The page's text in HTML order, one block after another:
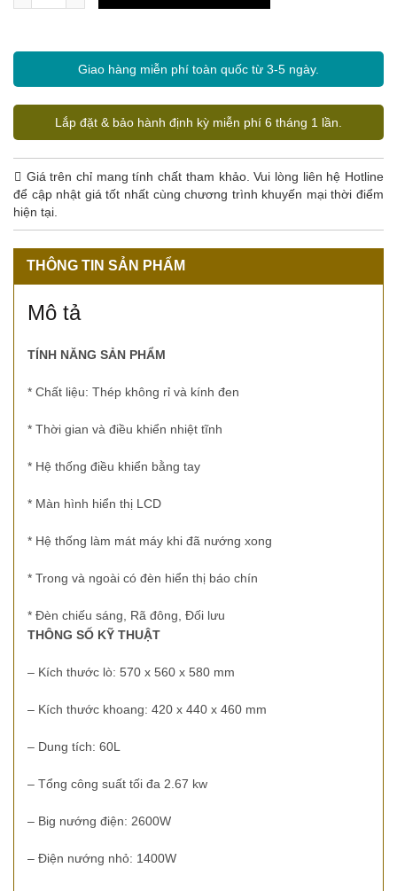
Giao hàng miễn phí toàn quốc từ 3-5 ngày.
Lắp đặt & bảo hành định kỳ miễn phí 6 tháng 1 lần.
Giá trên chỉ mang tính chất tham khảo. Vui lòng liên hệ Hotline
để cập nhật giá tốt nhất cùng chương trình khuyến mại thời điểm
hiện tại.
THÔNG TIN SẢN PHẨM
Mô tả
TÍNH NĂNG SẢN PHẨM
* Chất liệu: Thép không rỉ và kính đen
* Thời gian và điều khiển nhiệt tĩnh
* Hệ thống điều khiển bằng tay
* Màn hình hiển thị LCD
* Hệ thống làm mát máy khi đã nướng xong
* Trong và ngoài có đèn hiển thị báo chín
* Đèn chiếu sáng, Rã đông, Đối lưu
THÔNG SỐ KỸ THUẬT
– Kích thước lò: 570 x 560 x 580 mm
– Kích thước khoang: 420 x 440 x 460 mm
– Dung tích: 60L
– Tổng công suất tối đa 2.67 kw
– Big nướng điện: 2600W
– Điện nướng nhỏ: 1400W